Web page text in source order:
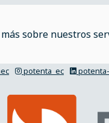
sobre nuestros
potenta_ec